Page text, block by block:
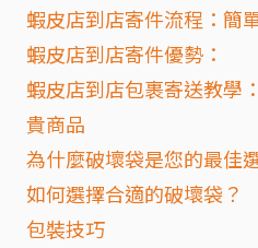
蝦皮店到店寄件流程：簡
蝦皮店到店寄件優勢：
蝦皮店到店包裹寄送教學
貴商品
為什麼破壞袋是您的最佳
如何選擇合適的破壞袋？
包裝技巧